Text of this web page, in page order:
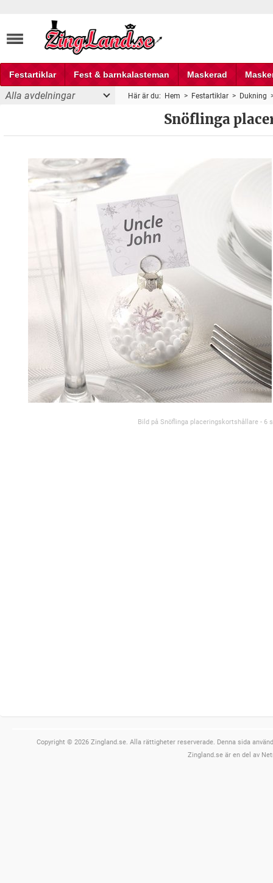
Festartiklar Fest & barnkalasteman Maskerad
Fest och partyprylar
Alla avdelningar Här är du: Hem > Festartiklar > Dukning
Snöflinga
Bild på Snöflinga placeringskortshållare - 6
Copyright © 2026 Zingland.se. Alla rättigheter reserverade. Denna sida
Zingland.se är en del av